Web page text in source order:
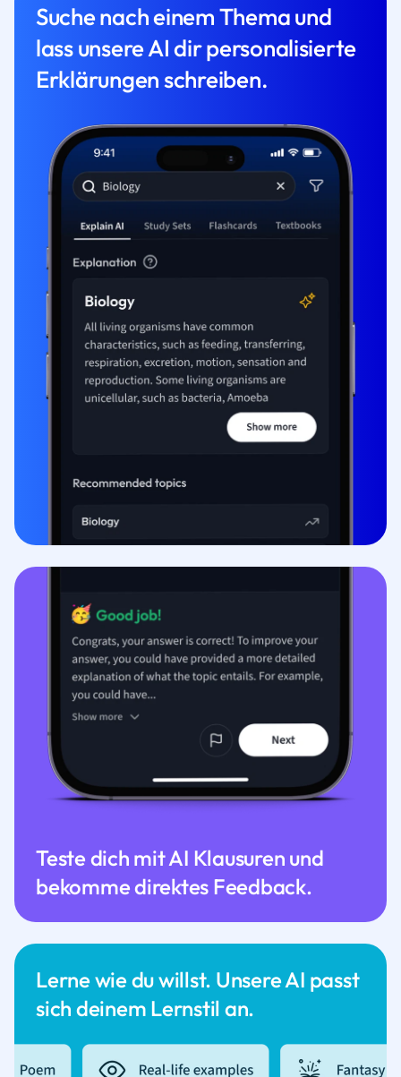
Suche nach einem Thema und
lass unsere AI dir personalisierte
Erklärungen schreiben.
Lerne wie du willst. Unsere AI passt
sich deinem Lernstil an.
Teste dich mit AI Klausuren und
bekomme direktes Feedback.